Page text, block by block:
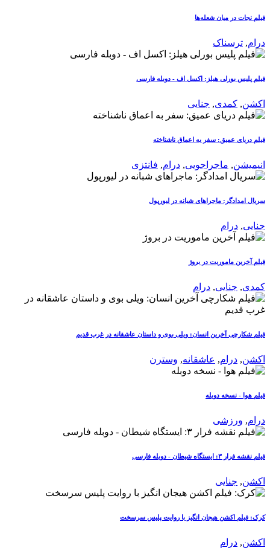
فیلم نجات در میان شعله‌ها
درام, ترسناک
فیلم پلیس بورلی هیلز: اکسل اف - دوبله فارسی
اکشن, کمدی, جنایی
فیلم دریای عمیق: سفر به اعماق ناشناخته
انیمیشن, ماجراجویی, درام, فانتزی
سریال امدادگر: ماجراهای شبانه در لیورپول
جنایی, درام
فیلم آخرین ماموریت در بروژ
کمدی, جنایی, درام
فیلم شکارچی آخرین انسان: ویلی بوی و داستان عاشقانه در غرب قدیم
اکشن, درام, عاشقانه, وسترن
فیلم هوا - نسخه دوبله
درام, ورزشی
فیلم نقشه فرار ۳: ایستگاه شیطان - دوبله فارسی
اکشن, جنایی
کرک: فیلم اکشن هیجان انگیز با روایت پلیس سرسخت
اکشن, درام